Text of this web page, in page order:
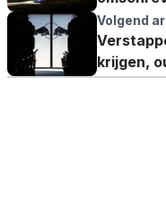
helemaal
Volgend
krijgen,
niet